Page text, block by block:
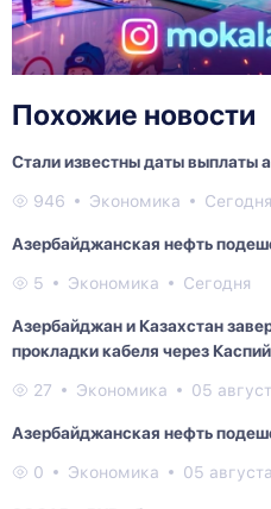
Похожие новости
Стали известны даты выплаты
946 Экономика Сегодня
Азербайджанская нефть
5 Экономика Сегодня
Азербайджан и Казахстан
прокладки кабеля через Каспий
27 Экономика 05
Азербайджанская нефть
0 Экономика 05